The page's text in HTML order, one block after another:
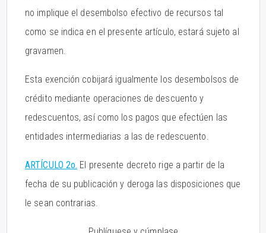
no implique el desembolso efectivo de recursos tal
como se indica en el presente artículo, estará sujeto al
gravamen.
Esta exención cobijará igualmente los desembolsos de
crédito mediante operaciones de descuento y
redescuentos, así como los pagos que efectúen las
entidades intermediarias a las de redescuento.
ARTÍCULO 2o. El presente decreto rige a partir de la
fecha de su publicación y deroga las disposiciones que
le sean contrarias.